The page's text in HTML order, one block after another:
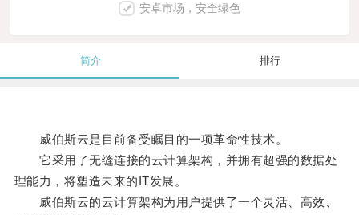
安卓市场，安全绿色
简介 排行
威伯斯云是目前备受瞩目的一项革命性技术。
它采用了无缝连接的云计算架构，并拥有超强的数据处
理能力，将塑造未来的IT发展。
威伯斯云的云计算架构为用户提供了一个灵活、高效、